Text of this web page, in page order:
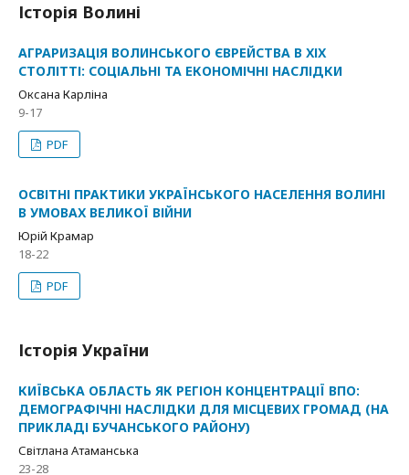
Історія Волині
АГРАРИЗАЦІЯ ВОЛИНСЬКОГО ЄВРЕЙСТВА В ХІХ
СТОЛІТТІ: СОЦІАЛЬНІ ТА ЕКОНОМІЧНІ НАСЛІДКИ
Оксана Карліна
9-17
PDF
ОСВІТНІ ПРАКТИКИ УКРАЇНСЬКОГО НАСЕЛЕННЯ ВОЛИНІ
В УМОВАХ ВЕЛИКОЇ ВІЙНИ
Юрій Крамар
18-22
PDF
Історія України
КИЇВСЬКА ОБЛАСТЬ ЯК РЕГІОН КОНЦЕНТРАЦІЇ ВПО:
ДЕМОГРАФІЧНІ НАСЛІДКИ ДЛЯ МІСЦЕВИХ ГРОМАД (НА
ПРИКЛАДІ БУЧАНСЬКОГО РАЙОНУ)
Світлана Атаманська
23-28